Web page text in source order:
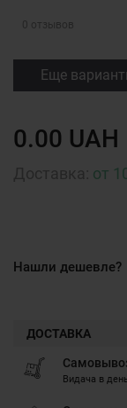
0 отзывов
Еще
0.00 UAH
от
Нашли дешевле?
ДОСТАВКА
Видача в